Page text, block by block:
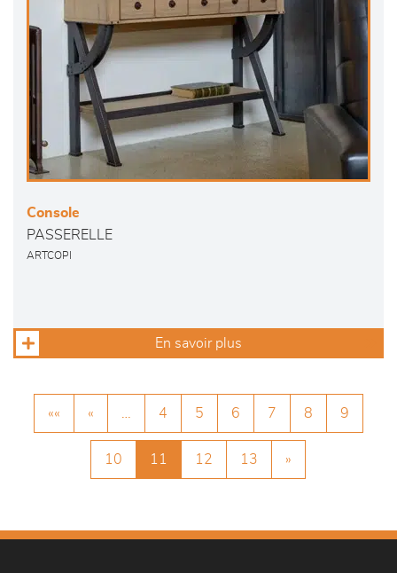
Console
PASSERELLE
ARTCOPI
En savoir plus
«« « 4 5 6 7 8 9
10 11 12 13 »